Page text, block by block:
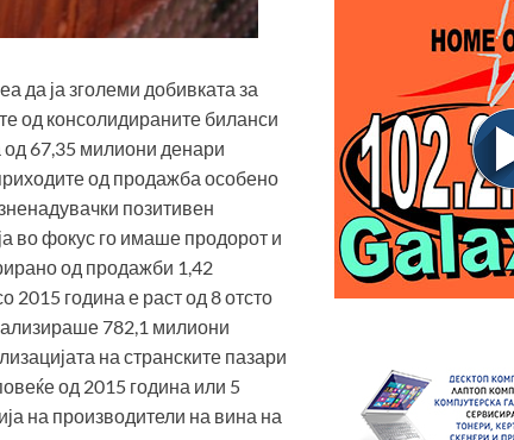
да ја зголеми добивката за
од консолидираните биланси
од 67,35 милиони денари
од продажба особено
позитивен
во фокус го имаше продорот и
од продажби 1,42
година е раст од 8 отсто
782,1 милиони
на странските пазари
од 2015 година или 5
на производители на вина на